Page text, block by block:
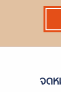
จด